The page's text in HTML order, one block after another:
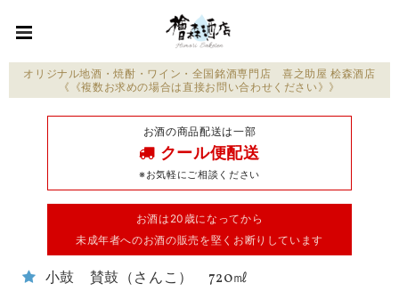
オリジナル地酒・焼酎・ワイン・全国銘酒専門店 喜之助屋 桧森酒店
《《複数お求めの場合は直接お問い合わせください》》
お酒の商品配送は一部
クール便配送
※お気軽にご相談ください
お酒は20歳になってから
未成年者へのお酒の販売を堅くお断りしています
小鼓 賛鼓（さんこ） 720㎖